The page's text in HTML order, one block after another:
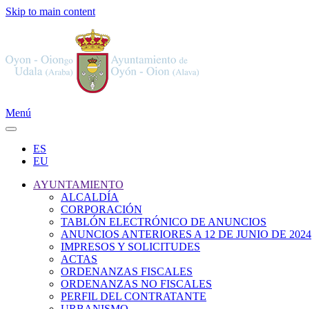
Skip to main content
Menú
ES
EU
AYUNTAMIENTO
ALCALDÍA
CORPORACIÓN
TABLÓN ELECTRÓNICO DE ANUNCIOS
ANUNCIOS ANTERIORES A 12 DE JUNIO DE 2024
IMPRESOS Y SOLICITUDES
ACTAS
ORDENANZAS FISCALES
ORDENANZAS NO FISCALES
PERFIL DEL CONTRATANTE